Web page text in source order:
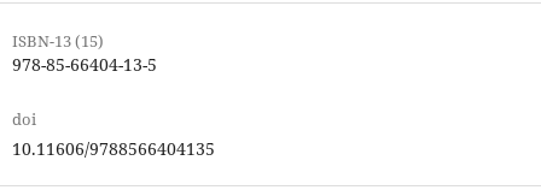
ISBN-13 (15)
978-85-66404-13-5
doi
10.11606/9788566404135